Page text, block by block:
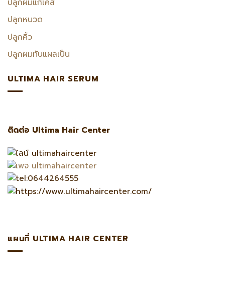
ปลูกผมแก้เคส
ปลูกหนวด
ปลูกคิ้ว
ปลูกผมทับแผลเป็น
ULTIMA HAIR SERUM
ติดต่อ Ultima Hair Center
แผนที่ ULTIMA HAIR CENTER